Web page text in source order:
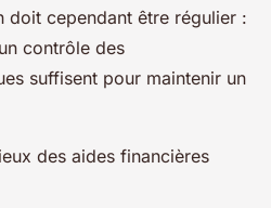
doit cependant être régulier :
contrôle des
suffisent pour maintenir un
des aides financières